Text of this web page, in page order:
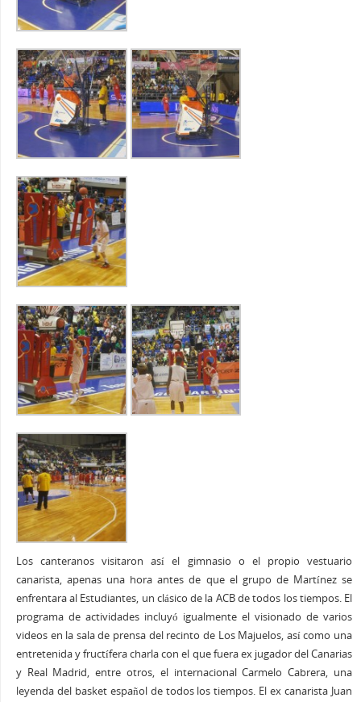
Los canteranos visitaron así el gimnasio o el propio vestuario
canarista, apenas una hora antes de que el grupo de Martínez se
enfrentara al Estudiantes, un clásico de la ACB de todos los tiempos. El
programa de actividades incluyó igualmente el visionado de varios
videos en la sala de prensa del recinto de Los Majuelos, así como una
entretenida y fructífera charla con el que fuera ex jugador del Canarias
y Real Madrid, entre otros, el internacional Carmelo Cabrera, una
leyenda del basket español de todos los tiempos. El ex canarista Juan